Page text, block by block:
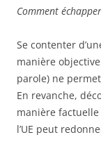
Comment
Se contenter
manière
parole) ne
En revanche,
manière
l’UE peut